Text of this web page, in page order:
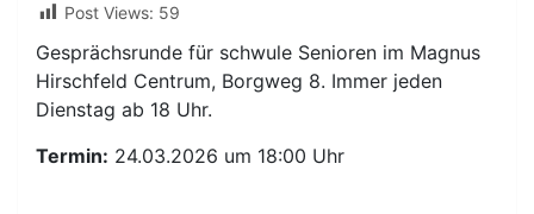
Post Views: 59
Gesprächsrunde für schwule Senioren im Magnus
Hirschfeld Centrum, Borgweg 8. Immer jeden
Dienstag ab 18 Uhr.
Termin: 24.03.2026 um 18:00 Uhr